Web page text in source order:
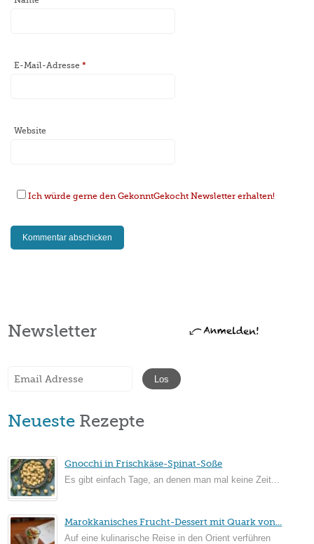
E-Mail-Adresse*
Website
Ich würde gerne den GekonntGekocht Newsletter erhalten!
Newsletter
Neueste Rezepte
Gnocchi in Frischkäse-Spinat-Soße
Es gibt einfach Tage, an denen man mal keine Zeit...
Marokkanisches Frucht-Dessert mit Quark von...
Auf eine kulinarische Reise in den Orient verführen